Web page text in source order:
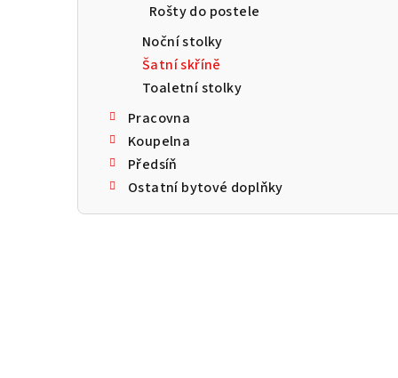
Rošty do postele
Noční stolky
Šatní skříně
Toaletní stolky
Pracovna
Koupelna
Předsíň
Ostatní bytové doplňky